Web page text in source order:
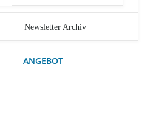
Newsletter Archiv
ANGEBOT